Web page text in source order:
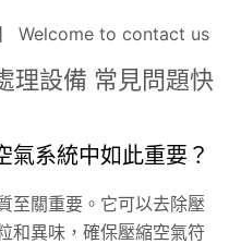
Welcome to contact us
理設備 常見問題快
氣系統中如此重要？
至關重要。它可以去除壓
和異味，確保壓縮空氣符